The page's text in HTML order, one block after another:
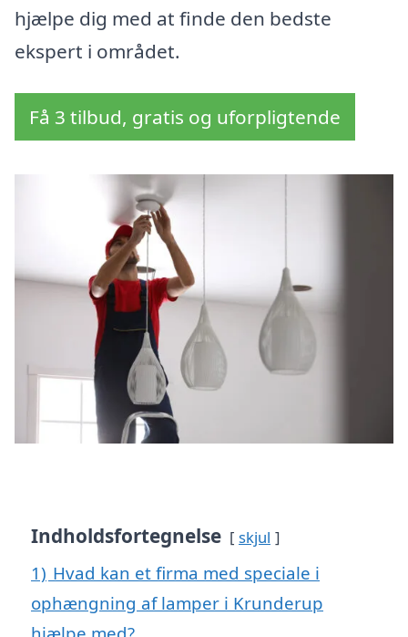
hjælpe dig med at finde den bedste
ekspert i området.
Få 3 tilbud, gratis og uforpligtende
Indholdsfortegnelse skjul
1) Hvad kan et firma med speciale i
ophængning af lamper i Krunderup